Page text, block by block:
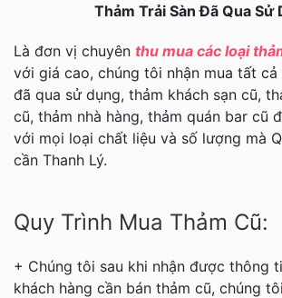
Thảm Trải Sàn Đã Qua Sử
Là đơn vị chuyên thu mua các loại
với giá cao, chúng tôi nhận mua tất
đã qua sử dụng, thảm khách sạn cũ,
cũ, thảm nhà hàng, thảm quán bar cũ
với mọi loại chất liệu và số lượng mà
cần Thanh Lý.
Quy Trình Mua Thảm Cũ:
+ Chúng tôi sau khi nhận được thông
khách hàng cần bán thảm cũ, chúng